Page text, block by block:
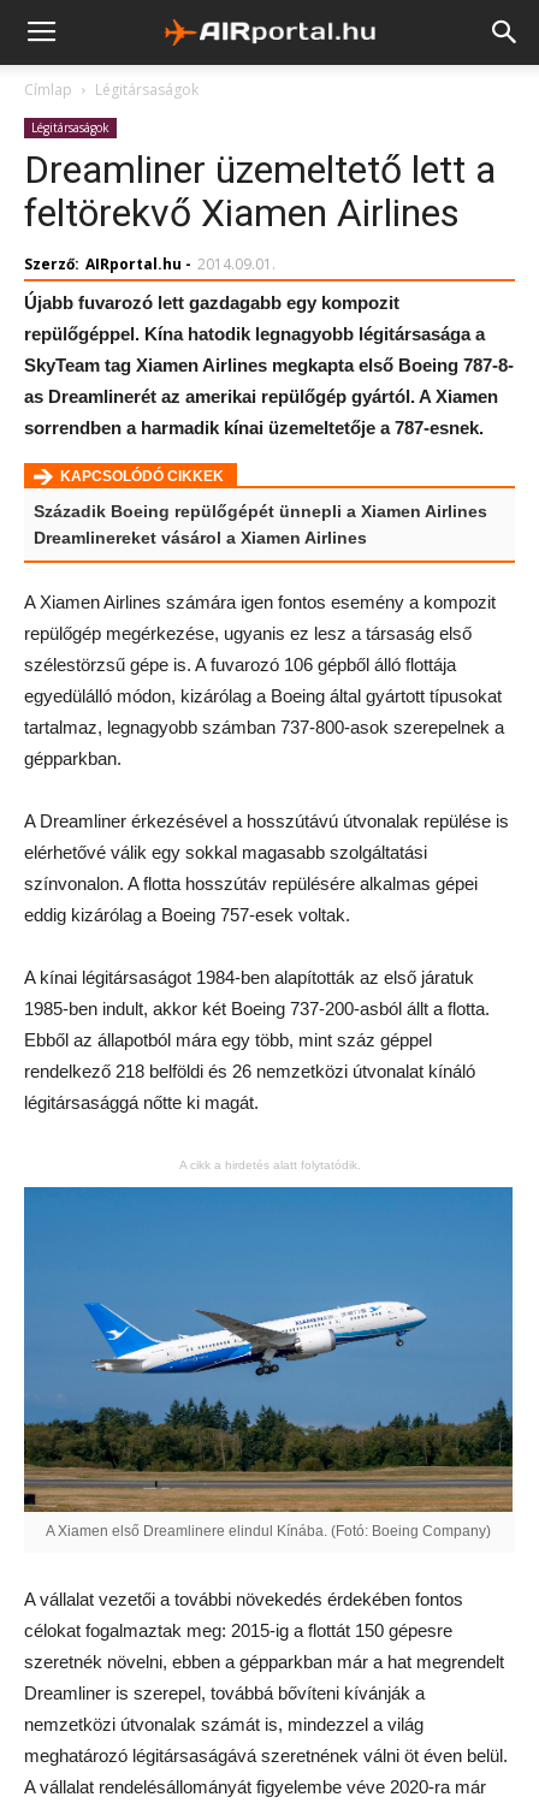
Címlap Légitársaságok
Légitársaságok
Dreamliner üzemeltető lett a
feltörekvő Xiamen Airlines
Szerző: AIRportal.hu - 2014.09.01.
Újabb fuvarozó lett gazdagabb egy kompozit
repülőgéppel. Kína hatodik legnagyobb légitársasága a
SkyTeam tag Xiamen Airlines megkapta első Boeing 787-8-
as Dreamlinerét az amerikai repülőgép gyártól. A Xiamen
sorrendben a harmadik kínai üzemeltetője a 787-esnek.
KAPCSOLÓDÓ CIKKEK
Századik Boeing repülőgépét ünnepli a Xiamen Airlines
Dreamlinereket vásárol a Xiamen Airlines
A Xiamen Airlines számára igen fontos esemény a kompozit
repülőgép megérkezése, ugyanis ez lesz a társaság első
szélestörzsű gépe is. A fuvarozó 106 gépből álló flottája
egyedülálló módon, kizárólag a Boeing által gyártott típusokat
tartalmaz, legnagyobb számban 737-800-asok szerepelnek a
gépparkban.
A Dreamliner érkezésével a hosszútávú útvonalak repülése is
elérhetővé válik egy sokkal magasabb szolgáltatási
színvonalon. A flotta hosszútáv repülésére alkalmas gépei
eddig kizárólag a Boeing 757-esek voltak.
A kínai légitársaságot 1984-ben alapították az első járatuk
1985-ben indult, akkor két Boeing 737-200-asból állt a flotta.
Ebből az állapotból mára egy több, mint száz géppel
rendelkező 218 belföldi és 26 nemzetközi útvonalat kínáló
légitársasággá nőtte ki magát.
A cikk a hirdetés alatt folytatódik.
A Xiamen első Dreamlinere elindul Kínába. (Fotó: Boeing Company)
A vállalat vezetői a további növekedés érdekében fontos
célokat fogalmaztak meg: 2015-ig a flottát 150 gépesre
szeretnék növelni, ebben a gépparkban már a hat megrendelt
Dreamliner is szerepel, továbbá bővíteni kívánják a
nemzetközi útvonalak számát is, mindezzel a világ
meghatározó légitársaságává szeretnének válni öt éven belül.
A vállalat rendelésállományát figyelembe véve 2020-ra már